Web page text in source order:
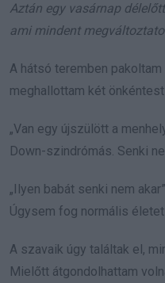
Aztán egy vasárnap
ami mindent
A hátsó teremben
meghallottam két
„Van egy újszülött a
Down-szindrómás. Senki
„Ilyen babát senki nem
Úgysem fog normális életet
A szavaik úgy találtak el,
Mielőtt átgondolhattam